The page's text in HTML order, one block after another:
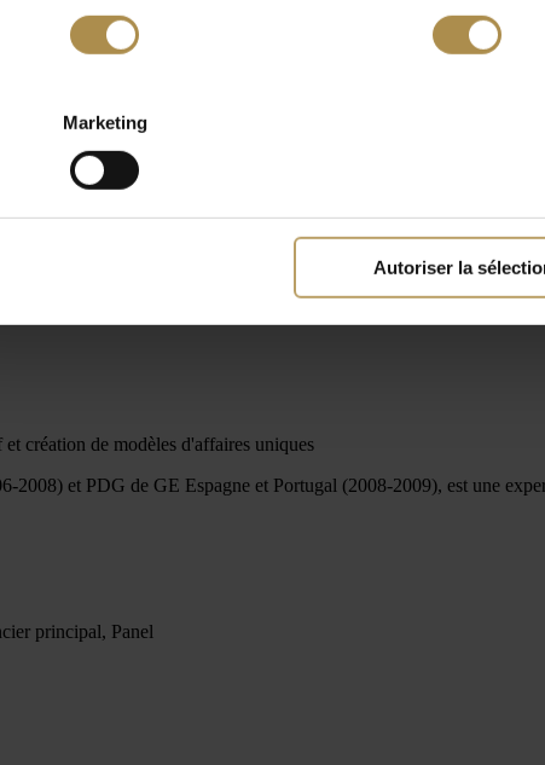
Marketing
Autoriser la
de recherche :
création de modèles d'affaires uniques
2008) et PDG de GE Espagne et Portugal (2008-2009), est une
principal, Panel